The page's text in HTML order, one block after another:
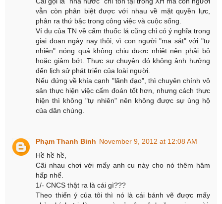
vẫn còn phân biệt được với nhau về mặt quyền lực,
phân ra thứ bậc trong công việc và cuộc sống.
Ví dụ của TN về cấm thuốc lá cũng chỉ có ý nghĩa trong
giai đoạn ngày nay thôi, vì con người "ma sát" với "tự
nhiên" nóng quá không chịu được nhiệt nên phải bỏ
hoặc giảm bớt. Thực sự chuyện đó không ảnh hưởng
đến lịch sử phát triển của loài người.
Nếu đứng về khía cạnh "lãnh đạo", thì chuyên chính vô
sản thực hiện việc cấm đoán tốt hơn, nhưng cách thực
hiện thì không "tự nhiên" nên không được sự ủng hộ
của dân chúng.
Phạm Thanh Binh November 9, 2012 at 12:08 AM
Hề hề hề,
Cãi nhau chơi với mấy anh cu này cho nó thêm hâm
hấp nhể.
1/- CNCS thật ra là cái gì???
Theo thiển ý của tôi thì nó là cái bánh vẽ được mấy